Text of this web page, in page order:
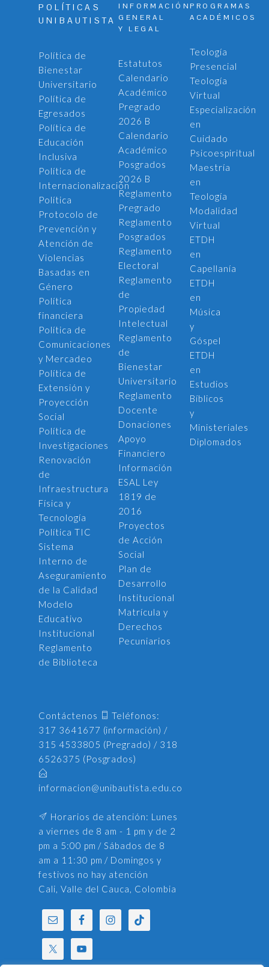
POLÍTICAS
UNIBAUTISTA
Política de
Bienestar
Universitario
Política de
Egresados
Política de
Educación
Inclusiva
Política de
Internacionalización
Política
Protocolo de
Prevención y
Atención de
Violencias
Basadas en
Género
Política
financiera
Política de
Comunicaciones
y Mercadeo
Política de
Extensión y
Proyección
Social
Política de
Investigaciones
Renovación
de
Infraestructura
Física y
Tecnología
Política TIC
Sistema
Interno de
Aseguramiento
de la Calidad
Modelo
Educativo
Institucional
Reglamento
de Biblioteca
INFORMACIÓN
GENERAL
Y LEGAL
Estatutos
Calendario
Académico
Pregrado
2026 B
Calendario
Académico
Posgrados
2026 B
Reglamento
Pregrado
Reglamento
Posgrados
Reglamento
Electoral
Reglamento
de
Propiedad
Intelectual
Reglamento
de
Bienestar
Universitario
Reglamento
Docente
Donaciones
Apoyo
Financiero
Información
ESAL Ley
1819 de
2016
Proyectos
de Acción
Social
Plan de
Desarrollo
Institucional
Matrícula y
Derechos
Pecuniarios
PROGRAMAS
ACADÉMICOS
Teología
Presencial
Teología
Virtual
Especialización
en
Cuidado
Psicoespiritual
Maestría
en
Teología
Modalidad
Virtual
ETDH
en
Capellanía
ETDH
en
Música
y
Góspel
ETDH
en
Estudios
Bíblicos
y
Ministeriales
Diplomados
Contáctenos
Teléfonos:
317 3641677 (información) /
315 4533805 (Pregrado) / 318
6526375 (Posgrados)
informacion@unibautista.edu.co
Horarios de atención: Lunes
a viernes de 8 am - 1 pm y de 2
pm a 5:00 pm / Sábados de 8
am a 11:30 pm / Domingos y
festivos no hay atención
Cali, Valle del Cauca, Colombia